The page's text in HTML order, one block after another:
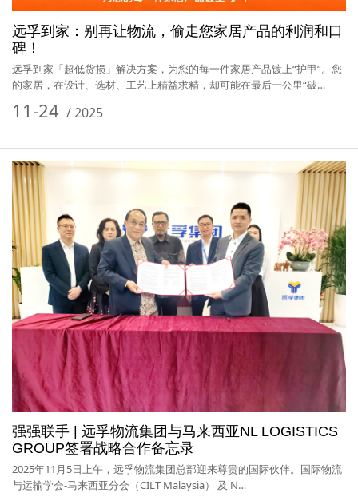
远孚到家：别再让物流，偷走您家居产品的利润和口
碑！
远孚到家「超低货损」解决方案，为您的每一件家居产品镀上“护甲”。您
的家居，在设计、选材、工艺上精益求精，却可能在最后一公里“破
11-24 /2025
强强联手 | 远孚物流集团与马来西亚NL LOGISTICS
GROUP签署战略合作备忘录
2025年11月5日上午，远孚物流集团总部迎来尊贵的国际伙伴。国际物流
与运输学会-马来西亚分会（CILT Malaysia） 及 N…